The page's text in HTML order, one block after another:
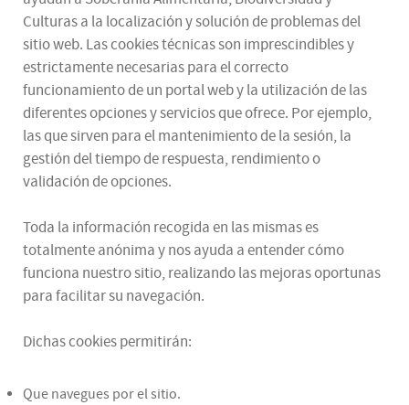
Culturas a la localización y solución de problemas del
sitio web. Las cookies técnicas son imprescindibles y
estrictamente necesarias para el correcto
funcionamiento de un portal web y la utilización de las
diferentes opciones y servicios que ofrece. Por ejemplo,
las que sirven para el mantenimiento de la sesión, la
gestión del tiempo de respuesta, rendimiento o
validación de opciones.
Toda la información recogida en las mismas es
totalmente anónima y nos ayuda a entender cómo
funciona nuestro sitio, realizando las mejoras oportunas
para facilitar su navegación.
Dichas cookies permitirán:
Que navegues por el sitio.